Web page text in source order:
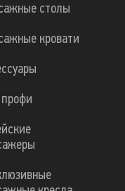
столы
кровати